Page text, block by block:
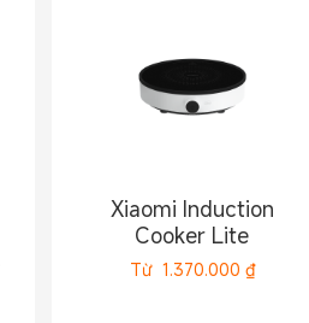
Xiaomi Induction
Cooker Lite
Từ 1.370.000 ₫